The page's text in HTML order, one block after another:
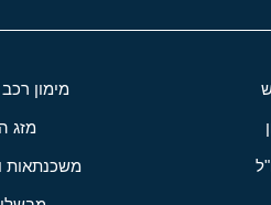
מימון
מזג
משכנתאות